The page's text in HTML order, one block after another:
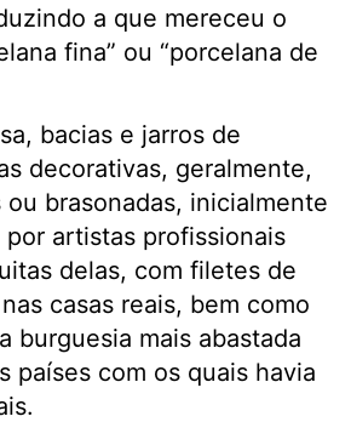
a que mereceu o
fina” ou “porcelana de
bacias e jarros de
decorativas, geralmente,
ou brasonadas, inicialmente
por artistas profissionais
delas, com filetes de
casas reais, bem como
burguesia mais abastada
países com os quais havia